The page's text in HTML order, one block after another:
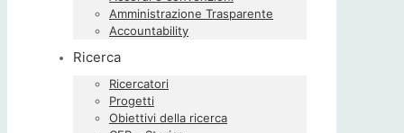
Amministrazione Trasparente
Accountability
Ricerca
Ricercatori
Progetti
Obiettivi della ricerca